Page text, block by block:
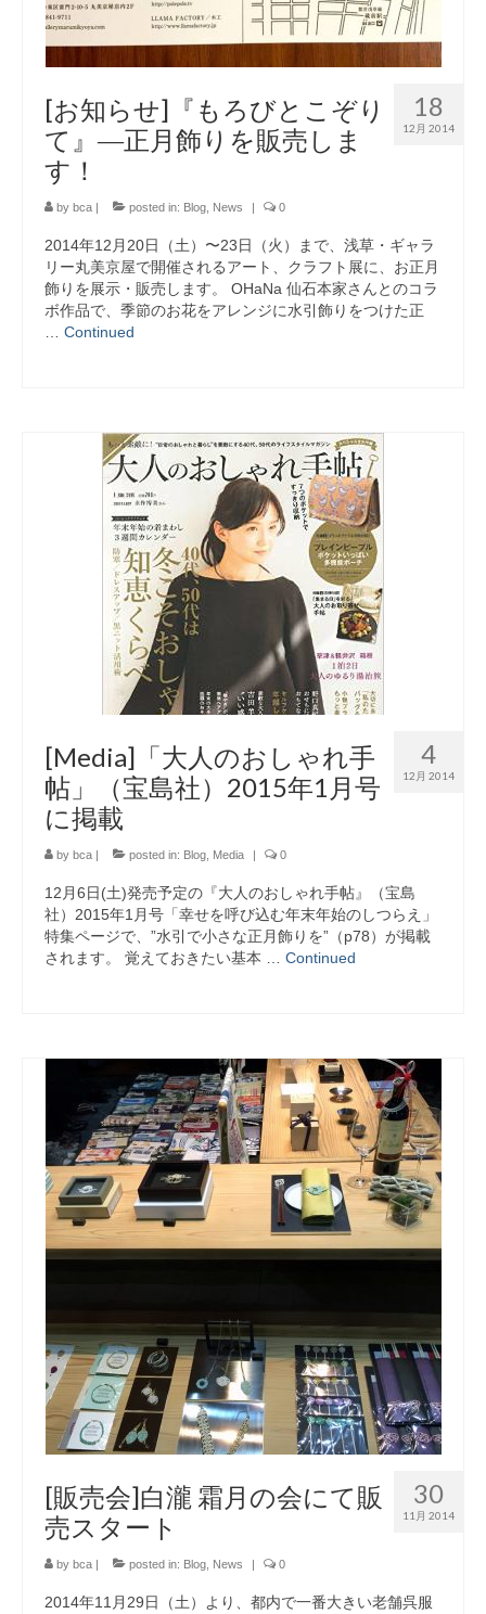
18
12月 2014
[お知らせ]『もろびとこぞり
て』―正月飾りを販売しま
す！
by bca | posted in: Blog News | 0
2014年12月20日（土）〜23日（火）まで、浅草・ギャラ
リー丸美京屋で開催されるアート、クラフト展に、お正月
飾りを展示・販売します。 OHaNa 仙石本家さんとのコラ
ボ作品で、季節のお花をアレンジに水引飾りをつけた正
Continued
4
12月 2014
[Media]「大人のおしゃれ手
帖」（宝島社）2015年1月号
に掲載
by bca | posted in: Blog Media | 0
12月6日(土)発売予定の『大人のおしゃれ手帖』（宝島
社）2015年1月号「幸せを呼び込む年末年始のしつらえ」
特集ページで、”水引で小さな正月飾りを”（p78）が掲載
されます。 覚えておきたい基本 … Continued
30
11月 2014
[販売会]白瀧 霜月の会にて販
売スタート
by bca | posted in: Blog News | 0
2014年11月29日（土）より、都内で一番大きい老舗呉服